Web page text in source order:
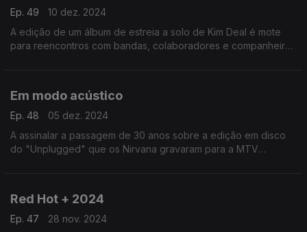
Ep. 49
10 dez. 2024
A edição de um álbum de estreia a solo de Kim Deal é mote
para reencontros com bandas, colaboradores e companheiros
Em modo acústico
Ep. 48
05 dez. 2024
A assinalar a passagem de 30 anos sobre a edição em disco
do "Unplugged" que os Nirvana gravaram para a MTV
Red Hot + 2024
Ep. 47
28 nov. 2024